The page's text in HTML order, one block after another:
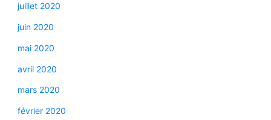
juillet 2020
juin 2020
mai 2020
avril 2020
mars 2020
février 2020